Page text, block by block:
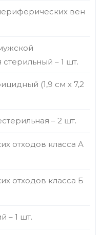
вен
– 1 шт.
(1,9 см x 7,2
– 2 шт.
отходов класса А
отходов класса Б
– 1 шт.